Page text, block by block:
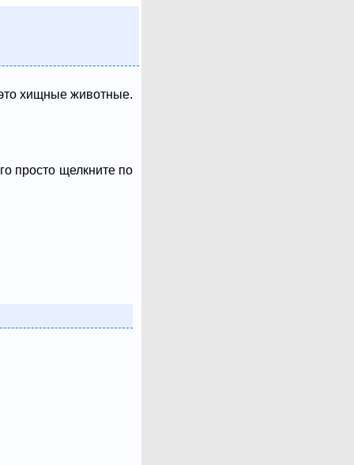
хищные животные.
просто щелкните по